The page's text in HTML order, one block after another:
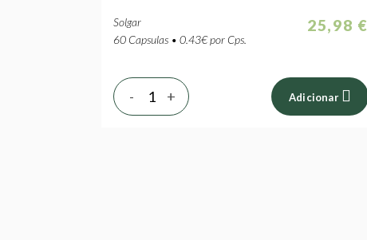
Solgar
60 Capsulas • 0.43€ por Cps.
25,98 €
+
- Adicionar